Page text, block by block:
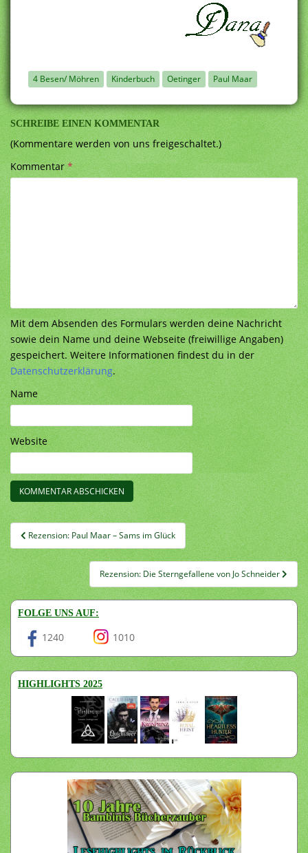
4 Besen/ Möhren Kinderbuch Oetinger Paul Maar
SCHREIBE EINEN KOMMENTAR
(Kommentare werden von uns freigeschaltet.)
Kommentar*
Mit dem Absenden des Formulars werden deine Nachricht
sowie dein Name und deine Webseite (freiwillige Angaben)
gespeichert. Weitere Informationen findest du in der
Datenschutzerklärung.
Name
Website
Beitragsnavigation
Rezension: Paul Maar – Sams im Glück
Rezension: Die Sterngefallene von Jo Schneider
FOLGE UNS AUF:
1240 1010
HIGHLIGHTS 2025